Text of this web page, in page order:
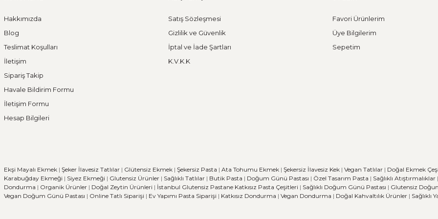
Ülkemizde beslenme alışkanlıklarına bağlı şeker hastalığı ne yazık ki çok yüksek seviyelerdedir. Bunun en
DEVAMI
Borodinsky Rus Ekmeği
DEVAMI
Hakkımızda
Blog
Teslimat Koşulları
İletişim
Sipariş Takip
Havale Bildirim Formu
İletişim Formu
Hesap Bilgileri
Satış Sözleşmesi
Gizlilik ve Güvenlik
İptal ve İade Şartları
K.V.K.K
Favori Ürünlerim
Üye Bilgilerim
Sepetim
Ekşi Mayalı Ekmek | Şeker İlavesiz Tatlılar | Glütensiz Ekmek | Şekersiz Pasta | Ata Tohumu Ekmek | Şekersiz İlavesiz Kek | Vegan Tatlılar | Doğal Ekmek
Karabuğday Ekmeği | Siyez Ekmeği | Glutensiz Ürünler | Sağlıklı Tatlılar | Butik Pasta | Doğum Günü Pastası | Özel Tasarım Pasta | Sağlıklı Atıştırmalıklar |
Dondurma | Organik Ürünler | Doğal Zeytin Ürünleri | İstanbul Glutensiz Pastane Katkısız Pasta Çeşitleri | Sağlıklı Doğum Günü Pastası | Glutensiz
Vegan Doğum Günü Pastası | Online Tatlı Siparişi | Ev Yapımı Pasta Siparişi | Katkısız Dondurma | Vegan Dondurma | Doğal Kahvaltılık Ürünler | Sağlıklı